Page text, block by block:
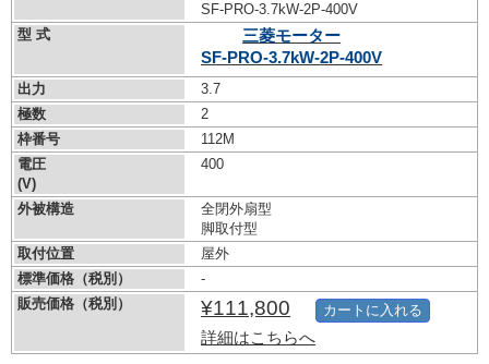
SF-PRO-3.7kW-2P-400V
型 式
三菱モーター
SF-PRO-3.7kW-2P-400V
出力
3.7
極数
2
枠番号
112M
電圧
(V)
400
外被構造
全閉外扇型
脚取付型
取付位置
屋外
標準価格（税別）
-
販売価格（税別）
¥111,800
詳細はこちらへ
カートに入れる